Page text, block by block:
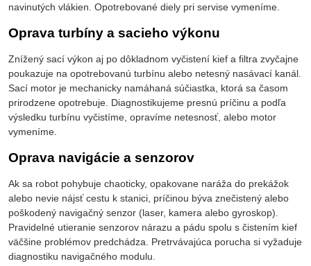
navinutých vlákien. Opotrebované diely pri servise vymeníme.
Oprava turbíny a sacieho výkonu
Znížený sací výkon aj po dôkladnom vyčistení kief a filtra zvyčajne
poukazuje na opotrebovanú turbínu alebo netesný nasávací kanál.
Sací motor je mechanicky namáhaná súčiastka, ktorá sa časom
prirodzene opotrebuje. Diagnostikujeme presnú príčinu a podľa
výsledku turbínu vyčistíme, opravíme netesnosť, alebo motor
vymeníme.
Oprava navigácie a senzorov
Ak sa robot pohybuje chaoticky, opakovane naráža do prekážok
alebo nevie nájsť cestu k stanici, príčinou býva znečistený alebo
poškodený navigačný senzor (laser, kamera alebo gyroskop).
Pravidelné utieranie senzorov nárazu a pádu spolu s čistením kief
väčšine problémov predchádza. Pretrvávajúca porucha si vyžaduje
diagnostiku navigačného modulu.